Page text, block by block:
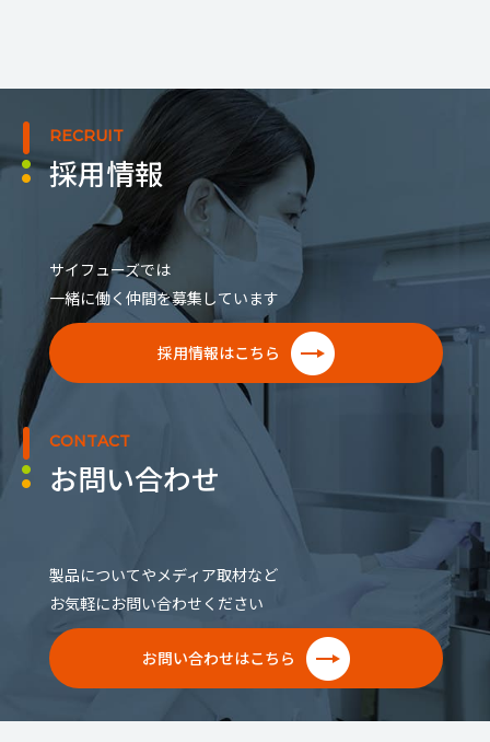
RECRUIT
採用情報
サイフューズでは
一緒に働く仲間を募集しています
採用情報はこちら
CONTACT
お問い合わせ
製品についてやメディア取材など
お気軽にお問い合わせください
お問い合わせはこちら